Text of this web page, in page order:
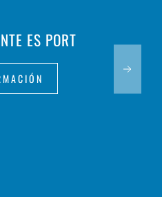
ES PORT